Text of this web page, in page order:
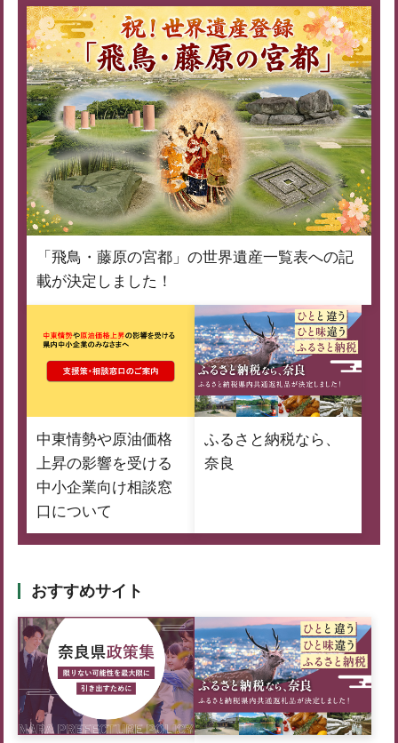
「飛鳥・藤原の宮都」の世界遺産一覧表への記
載が決定しました！
中東情勢や原油価格
上昇の影響を受ける
中小企業向け相談窓
口について
ふるさと納税なら、
奈良
おすすめサイト